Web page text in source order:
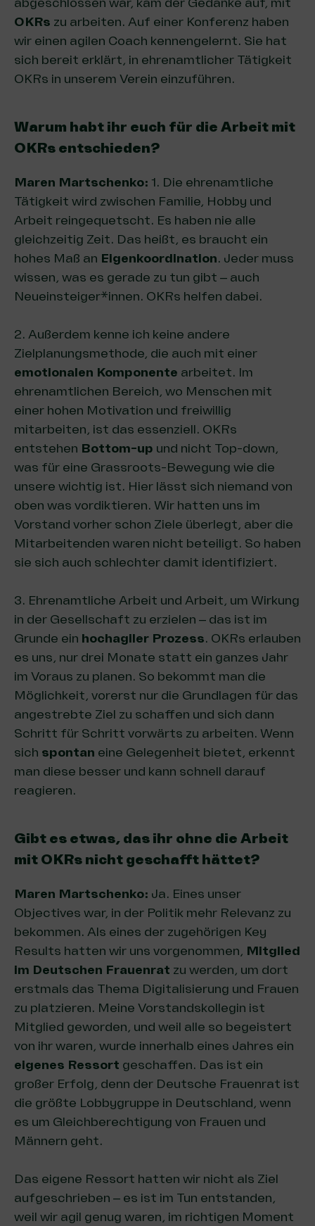
OKRs zu arbeiten. Auf einer Konferenz haben
wir einen agilen Coach kennengelernt. Sie hat
sich bereit erklärt, in ehrenamtlicher Tätigkeit
OKRs in unserem Verein einzuführen.
Warum habt ihr euch für die Arbeit mit
OKRs entschieden?
Maren Martschenko: 1. Die ehrenamtliche
Tätigkeit wird zwischen Familie, Hobby und
Arbeit reingequetscht. Es haben nie alle
gleichzeitig Zeit. Das heißt, es braucht ein
hohes Maß an Eigenkoordination. Jeder muss
wissen, was es gerade zu tun gibt – auch
Neueinsteiger*innen. OKRs helfen dabei.
2. Außerdem kenne ich keine andere
Zielplanungsmethode, die auch mit einer
emotionalen Komponente arbeitet. Im
ehrenamtlichen Bereich, wo Menschen mit
einer hohen Motivation und freiwillig
mitarbeiten, ist das essenziell. OKRs
entstehen Bottom-up und nicht Top-down,
was für eine Grassroots-Bewegung wie die
unsere wichtig ist. Hier lässt sich niemand von
oben was vordiktieren. Wir hatten uns im
Vorstand vorher schon Ziele überlegt, aber die
Mitarbeitenden waren nicht beteiligt. So haben
sie sich auch schlechter damit identifiziert.
3. Ehrenamtliche Arbeit und Arbeit, um Wirkung
in der Gesellschaft zu erzielen – das ist im
Grunde ein hochagiler Prozess. OKRs erlauben
es uns, nur drei Monate statt ein ganzes Jahr
im Voraus zu planen. So bekommt man die
Möglichkeit, vorerst nur die Grundlagen für das
angestrebte Ziel zu schaffen und sich dann
Schritt für Schritt vorwärts zu arbeiten. Wenn
sich spontan eine Gelegenheit bietet, erkennt
man diese besser und kann schnell darauf
reagieren.
Gibt es etwas, das ihr ohne die Arbeit
mit OKRs nicht geschafft hättet?
Maren Martschenko: Ja. Eines unser
Objectives war, in der Politik mehr Relevanz zu
bekommen. Als eines der zugehörigen Key
Results hatten wir uns vorgenommen, Mitglied
im Deutschen Frauenrat zu werden, um dort
erstmals das Thema Digitalisierung und Frauen
zu platzieren. Meine Vorstandskollegin ist
Mitglied geworden, und weil alle so begeistert
von ihr waren, wurde innerhalb eines Jahres ein
eigenes Ressort geschaffen. Das ist ein
großer Erfolg, denn der Deutsche Frauenrat ist
die größte Lobbygruppe in Deutschland, wenn
es um Gleichberechtigung von Frauen und
Männern geht.
Das eigene Ressort hatten wir nicht als Ziel
aufgeschrieben – es ist im Tun entstanden,
weil wir agil genug waren, im richtigen Moment